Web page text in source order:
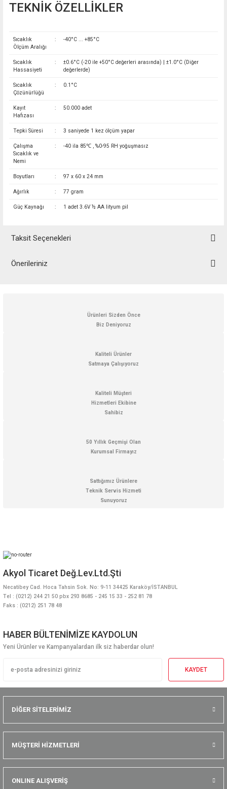
TEKNİK ÖZELLİKLER
Sıcaklık
Ölçüm Aralığı
: -40°C ... +85°C
Sıcaklık
Hassasiyeti
:
±0.6°C (-20 ile +50°C değerleri arasında) | ±1.0°C (Diğer
değerlerde)
Sıcaklık
Çözünürlüğü
: 0.1°C
Kayıt
Hafızası
: 50.000 adet
Tepki Süresi : 3 saniyede 1 kez ölçüm yapar
Çalışma
Sıcaklık ve
Nemi
: -40 ila 85℃ , %0-95 RH yoğuşmasız
Boyutları : 97 x 60 x 24 mm
Ağırlık : 77 gram
Güç Kaynağı : 1 adet 3.6V ½ AA lityum pil
Taksit Seçenekleri
Önerileriniz
Görüş ve önerileriniz için teşekkür ederiz.
Ürün açıklamasında eksik bilgiler bulunuyor.
Ürün bilgilerinde hatalar bulunuyor.
Bu ürüne benzer farklı alternatifler olmalı.
Ürünleri Sizden Önce
Biz Deniyoruz
Kaliteli Ürünler
Satmaya Çalışıyoruz
Kaliteli Müşteri
Hizmetleri Ekibine
Sahibiz
50 Yıllık Geçmişi Olan
Kurumsal Firmayız
Sattığımız Ürünlere
Teknik Servis Hizmeti
Sunuyoruz
Akyol Ticaret Değ.Lev.Ltd.Şti
Necatibey Cad. Hoca Tahsin Sok. No: 9-11 34425 Karaköy/İSTANBUL
Tel : (0212) 244 21 50 pbx 293 8685 - 245 15 33 - 252 81 78
Faks : (0212) 251 78 48
HABER BÜLTENİMİZE KAYDOLUN
Yeni Ürünler ve Kampanyalardan ilk siz haberdar olun!
KAYDET
DİĞER SİTELERİMİZ
MÜŞTERİ HİZMETLERİ
ONLINE ALIŞVERİŞ